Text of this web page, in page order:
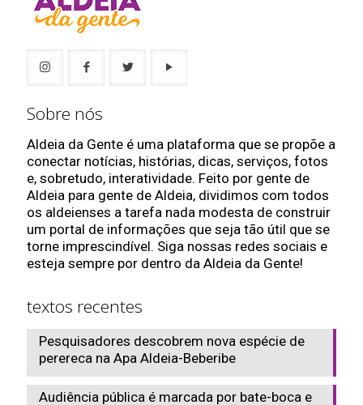
Sobre nós
Aldeia da Gente é uma plataforma que se propõe a
conectar notícias, histórias, dicas, serviços, fotos
e, sobretudo, interatividade. Feito por gente de
Aldeia para gente de Aldeia, dividimos com todos
os aldeienses a tarefa nada modesta de construir
um portal de informações que seja tão útil que se
torne imprescindível. Siga nossas redes sociais e
esteja sempre por dentro da Aldeia da Gente!
textos recentes
Pesquisadores descobrem nova espécie de
perereca na Apa Aldeia-Beberibe
Audiência pública é marcada por bate-boca e